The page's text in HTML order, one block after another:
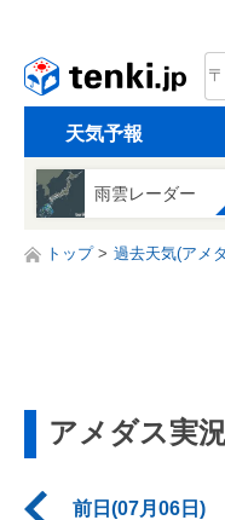
天気予報
雨雲レーダー
トップ 過去天気(アメ
アメダス実
前日(07月06日)